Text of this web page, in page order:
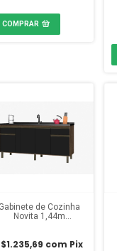
COMPRAR
Gabinete de Cozinha
Novita 1,44m
com Pix